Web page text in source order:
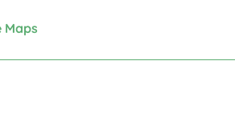
Maps